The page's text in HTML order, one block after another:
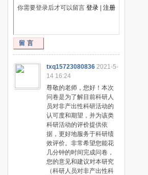
你需要登录后才可以留言 登录 注册
留言
txq15723080836 2021-5-
14 16:24
尊敬的老师，您好！本次
问卷是为了解目前科研人
员对非产出性科研活动的
认可度和期望，并为该类
科研活动的评价提供依
据，更好地服务于科研绩
效评价。非常希望您能花
几分钟的时间完成问卷，
您的意见和建议对本研究
（科研人员对非产出性科